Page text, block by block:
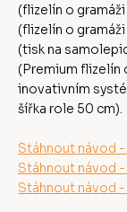
(flizelín o
(flizelín o
(tisk na
(Premium flizelín
inovativním
šířka role 50 cm).
Stáhnout návod
Stáhnout návod
Stáhnout návod